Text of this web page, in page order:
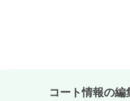
コート情報の編